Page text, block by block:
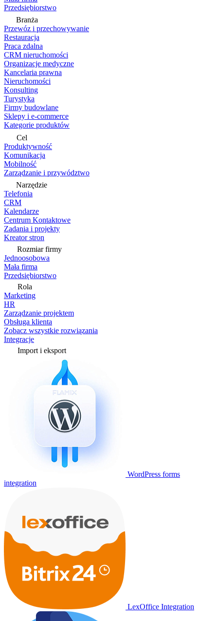
Przedsiębiorstwo
Branża
Przewóz i przechowywanie
Restauracja
Praca zdalna
CRM nieruchomości
Organizacje medyczne
Kancelaria prawna
Nieruchomości
Konsulting
Turystyka
Firmy budowlane
Sklepy i e-commerce
Kategorie produktów
Cel
Produktywność
Komunikacja
Mobilność
Zarządzanie i przywództwo
Narzędzie
Telefonia
CRM
Kalendarze
Centrum Kontaktowe
Zadania i projekty
Kreator stron
Rozmiar firmy
Jednoosobowa
Mała firma
Przedsiębiorstwo
Rola
Marketing
HR
Zarządzanie projektem
Obsługa klienta
Zobacz wszystkie rozwiązania
Integracje
Import i eksport
WordPress forms
integration
LexOffice Integration